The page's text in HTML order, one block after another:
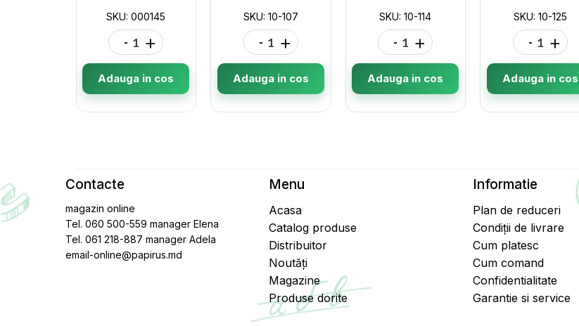
SKU: 000145
- +
Adauga in cos
SKU: 10-107
- +
Adauga in cos
SKU: 10-114
- +
Adauga in cos
SKU: 10-125
- +
Adauga in cos
Contacte
magazin online
Tel. 060 500-559 manager Elena
Tel. 061 218-887 manager Adela
email-online@papirus.md
Menu
Acasa
Catalog produse
Distribuitor
Noutăți
Magazine
Produse dorite
Informatie
Plan de reduceri
Condiții de livrare
Cum platesc
Cum comand
Confidentialitate
Garantie si service